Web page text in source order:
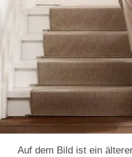
Auf dem Bild ist ein